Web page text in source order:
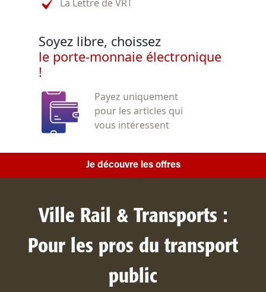
La Lettre de VRT
Soyez libre, choissez
le porte-monnaie électronique
!
Payez uniquement
pour les articles qui
vous intéressent
Je découvre les offres
Ville Rail & Transports :
Pour les pros du transport
public